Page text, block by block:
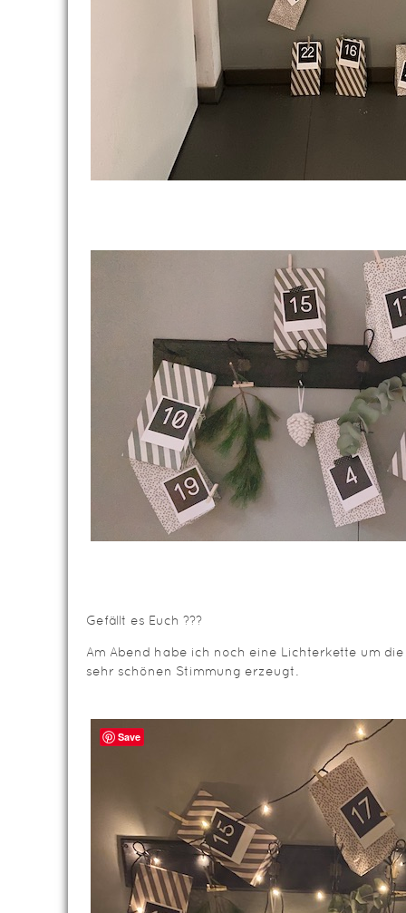
Gefällt es Euch ???
Am Abend habe ich noch eine Lichterkette um
sehr schönen Stimmung erzeugt.
Save